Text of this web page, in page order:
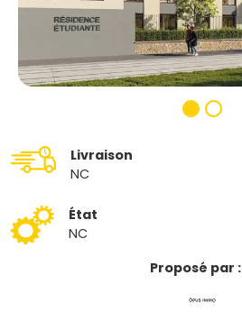
Livraison
NC
État
NC
Proposé par :